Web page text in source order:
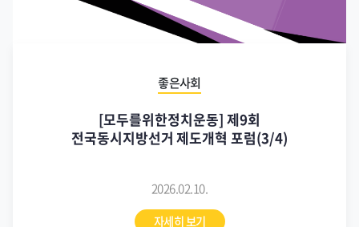
좋은사회
[모두를위한정치운동] 제9회
전국동시지방선거 제도개혁 포럼(3/4)
2026.02.10.
자세히 보기